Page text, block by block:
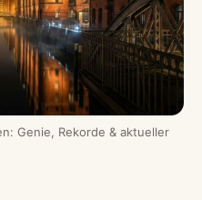
Genie, Rekorde & aktueller